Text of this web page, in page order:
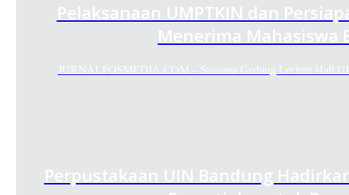
Pelaksanaan UMPTKIN dan
Menerima Mahasiswa
JURNALPOSMEDIA.COM – Suasana Gedung Lecture Hall
Perpustakaan UIN Bandung